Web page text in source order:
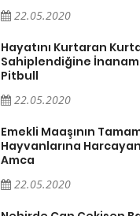
22.05.2020
Hayatını Kurtaran
Sahiplendiğine
Pitbull
22.05.2020
Emekli Maaşının
Hayvanlarına
Amca
22.05.2020